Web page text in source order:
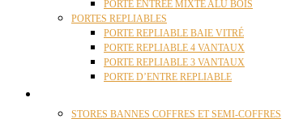
PORTE ENTRÉE MIXTE ALU BOIS
PORTES REPLIABLES
PORTE REPLIABLE BAIE VITRÉ
PORTE REPLIABLE 4 VANTAUX
PORTE REPLIABLE 3 VANTAUX
PORTE D’ENTRE REPLIABLE
STORES BANNES COFFRES ET SEMI-COFFRES